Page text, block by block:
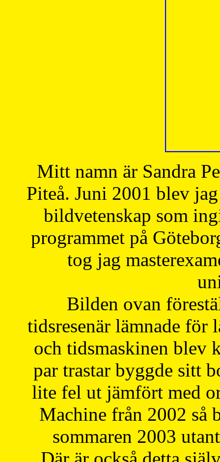
Mitt namn är Sandra
Piteå. Juni 2001 blev
bildvetenskap som
programmet på
tog jag
Bilden ovan
tidsresenär lämnade för
och tidsmaskinen blev
par trastar byggde sitt
lite fel ut jämfört med
Machine från 2002 så
sommaren 2003